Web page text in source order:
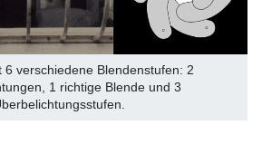
6 verschiedene Blendenstufen: 2
1 richtige Blende und 3